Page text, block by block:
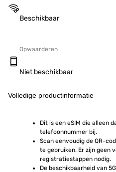
Beschikbaar
Opwaarderen
Niet beschikbaar
Volledige productinformatie
Dit is een eSIM die alleen
telefoonnummer bij.
Scan eenvoudig de QR-
te gebruiken. Er zijn geen
registratiestappen nodig.
De beschikbaarheid van